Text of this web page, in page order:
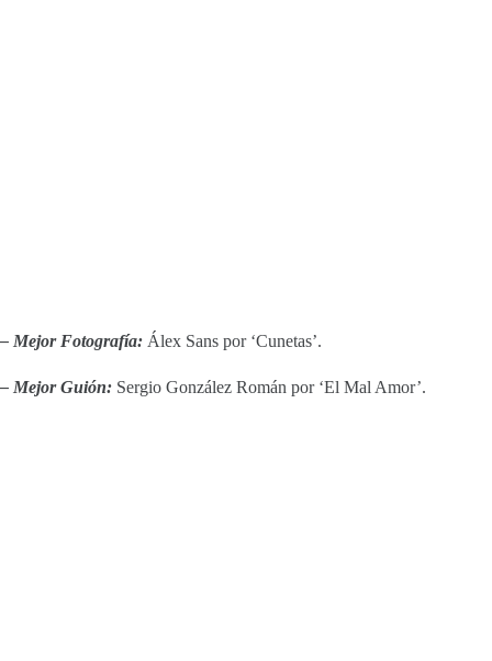
– Mejor Fotografía: Álex Sans por ‘Cunetas’.
– Mejor Guión: Sergio González Román por ‘El Mal Amor’.